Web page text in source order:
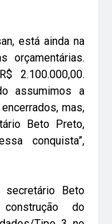
está ainda na
orçamentárias.
2.100.000,00.
assumimos a
mas,
Beto Preto,
conquista”,
Beto
do